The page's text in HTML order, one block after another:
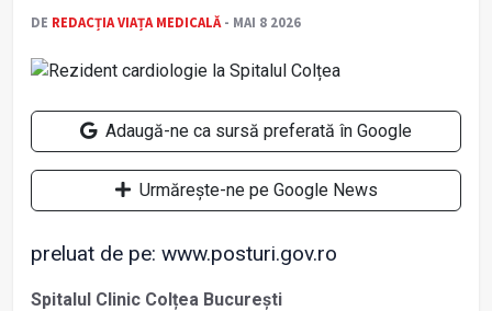
Concursul Internațional George Enescu, la ceas
DE REDACȚIA VIAȚA MEDICALĂ - MAI 8 2026
Adaugă-ne ca sursă preferată în Google
Urmărește-ne pe Google News
preluat de pe: www.posturi.gov.ro
Spitalul Clinic Colțea București